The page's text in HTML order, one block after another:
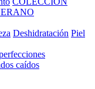
Deshidratación Piel
caídos